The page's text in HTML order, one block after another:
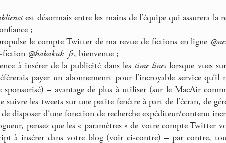
est désormais entre les mains de l’équipe qui assurera la
;
le compte Twitter de ma revue de fictions en ligne
fiction @habakuk_fr, bienvenue ;
à insérer de la publicité dans les time lines lorsque vues
payer un abonnemenrt pour l’incroyable service
sponsorisé) – avantage de plus à utiliser (sur le MacAir
suivre les tweets sur une petite fenêtre à part de l’écran, de
disposer d’une fonction de recherche expéditeur/contenu
pensez que les « paramètres » de votre compte Twitter
à insérer dans votre blog (voir ci-contre) – par contre,